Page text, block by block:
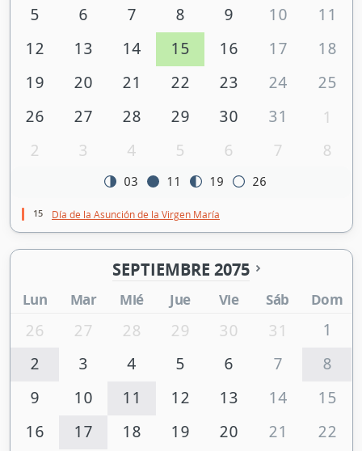
5
6 7 8 9 10
11
12
13 14 15 16 17
18
19
20 21 22 23 24
25
26
27 28 29 30 31
1
2
3 4 5 6 7 8
03 11 19 26
15 Día de la Asunción de la Virgen María
SEPTIEMBRE 2075
Lun Mar Mié Jue Vie Sáb Dom
26 27 28 29 30 31
1
2
3 4 5 6 7
8
9
10 11 12 13 14
15
16
17 18 19 20 21
22